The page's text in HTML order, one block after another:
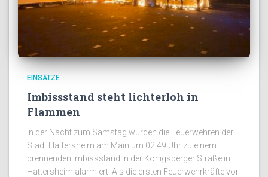
EINSÄTZE
Imbissstand steht lichterloh in
Flammen
In der Nacht zum Samstag wurden die Feuerwehren der
Stadt Hattersheim am Main um 02:49 Uhr zu einem
brennenden Imbissstand in der Königsberger Straße in
Hattersheim alarmiert. Als die ersten Feuerwehrkräfte vor